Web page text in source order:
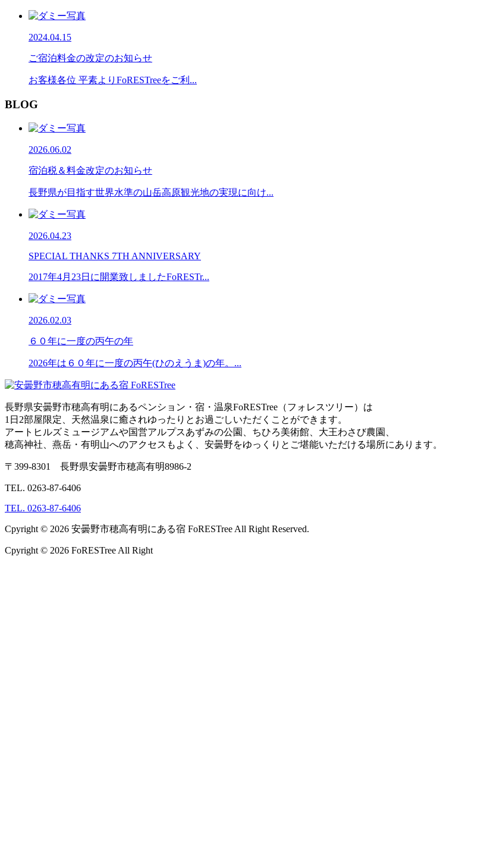
2024.04.15
ご宿泊料金の改定のお知らせ
お客様各位 平素よりFoRESTreeをご利...
BLOG
2026.06.02
宿泊税＆料金改定のお知らせ
長野県が目指す世界水準の山岳高原観光地の実現に向け...
2026.04.23
SPECIAL THANKS 7TH ANNIVERSARY
2017年4月23日に開業致しましたFoRESTr...
2026.02.03
６０年に一度の丙午の年
2026年は６０年に一度の丙午(ひのえうま)の年。...
長野県安曇野市穂高有明にあるペンション・宿・温泉FoRESTree（フォレスツリー）は
1日2部屋限定、天然温泉に癒されゆったりとお過ごしいただくことができます。
アートヒルズミュージアムや国営アルプスあずみの公園、ちひろ美術館、大王わさび農園、
穂高神社、燕岳・有明山へのアクセスもよく、安曇野をゆっくりとご堪能いただける場所にあります。
〒399-8301 長野県安曇野市穂高有明8986-2
TEL. 0263-87-6406
TEL. 0263-87-6406
Cpyright © 2026 安曇野市穂高有明にある宿 FoRESTree All Right Reserved.
Cpyright © 2026 FoRESTree All Right